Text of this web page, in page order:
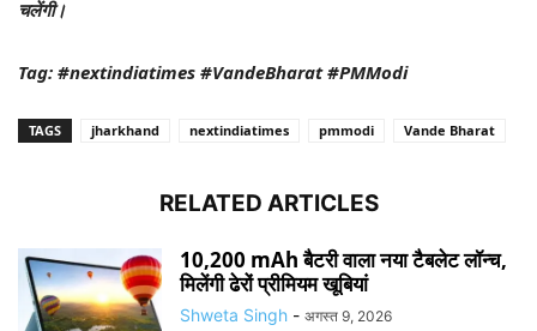
चलेंगी।
Tag: #nextindiatimes #VandeBharat #PMModi
TAGS jharkhand nextindiatimes pmmodi Vande Bharat
RELATED ARTICLES
10,200 mAh बैटरी वाला नया टैबलेट लॉन्च,
मिलेंगी ढेरों प्रीमियम खूबियां
Shweta Singh - अगस्त 9, 2026